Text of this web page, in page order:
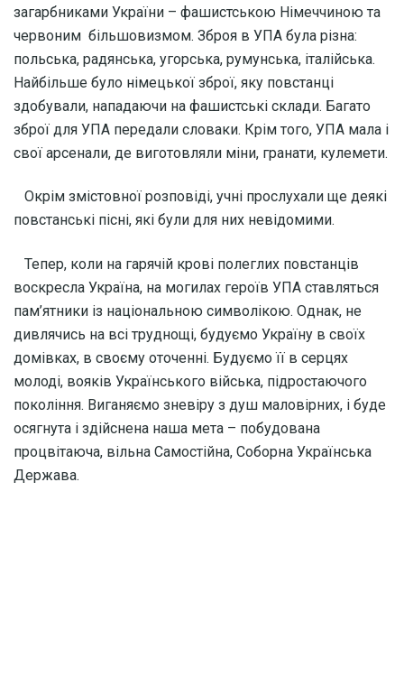
загарбниками України – фашистською Німеччиною та
червоним більшовизмом. Зброя в УПА була різна:
польська, радянська, угорська, румунська, італійська.
Найбільше було німецької зброї, яку повстанці
здобували, нападаючи на фашистські склади. Багато
зброї для УПА передали словаки. Крім того, УПА мала і
свої арсенали, де виготовляли міни, гранати, кулемети.
Окрім змістовної розповіді, учні прослухали ще деякі
повстанські пісні, які були для них невідомими.
Тепер, коли на гарячій крові полеглих повстанців
воскресла Україна, на могилах героїв УПА ставляться
пам’ятники із національною символікою. Однак, не
дивлячись на всі труднощі, будуємо Україну в своїх
домівках, в своєму оточенні. Будуємо її в серцях
молоді, вояків Українського війська, підростаючого
покоління. Виганяємо зневіру з душ маловірних, і буде
осягнута і здійснена наша мета – побудована
процвітаюча, вільна Самостійна, Соборна Українська
Держава.